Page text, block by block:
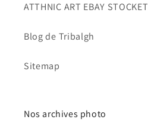
ATTHNIC ART EBAY STOCKET
Blog de Tribalgh
Sitemap
Nos archives photo